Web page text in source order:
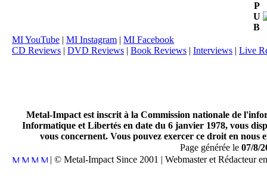
P
U
B
MI YouTube | MI Instagram | MI Facebook
CD Reviews | DVD Reviews | Book Reviews | Interviews | Live
Metal-Impact est inscrit à la Commission nationale de
Informatique et Libertés en date du 6 janvier 1978, vous
vous concernent. Vous pouvez exercer ce droit en
Page générée le 07/8/
| © Metal-Impact Since 2001 | Webmaster et Rédacteur